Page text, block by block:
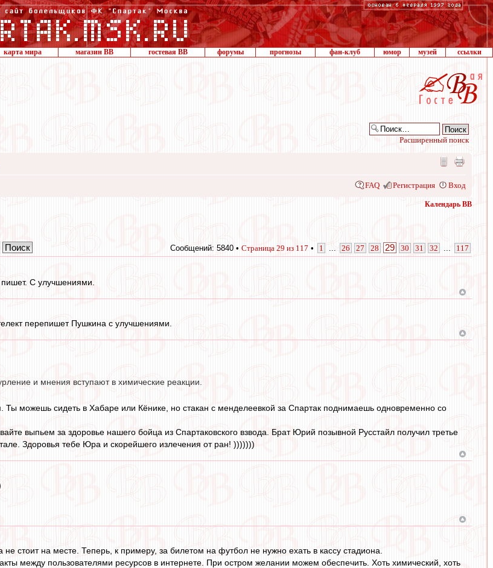
карта мира магазин ВВ гостевая ВВ форумы прогнозы фан-клуб юмор музей ссылки
Расширенный поиск
FAQ Регистрация Вход
Календарь ВВ
Сообщений: 5840 • Страница 29 из 117 • 1 26 27 28 29 30 31 32 117
пишет. С улучшениями.
перепишет Пушкина с улучшениями.
и мнения вступают в химические реакции.
Ты можешь сидеть в Хабаре или Кёнике, но стакан с менделеевкой за Спартак поднимаешь одновременно со
выпьем за здоровье нашего бойца из Спартаковского взвода. Брат Юрий позывной Русстайл получил третье
Здоровья тебе Юра и скорейшего излечения от ран! )))))))
не стоит на месте. Теперь, к примеру, за билетом на футбол не нужно ехать в кассу стадиона.
между пользователями ресурсов в интернете. При остром желании можем обеспечить. Хоть химический, хоть